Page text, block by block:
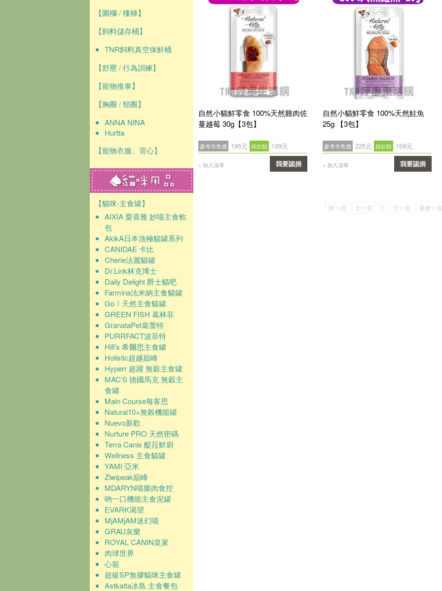
【圍欄 / 樓梯】
【飼料儲存桶】
TNR飼料真空保鮮桶
【舒壓 / 行為訓練】
【寵物推車】
【胸圈 / 頸圈】
ANNA NINA
Hurtta
【寵物衣服、背心】
【貓咪-主食罐】
AIXIA 愛喜雅 妙喵主食軟
包
AkikA日本漁極貓罐系列
CANIDAE 卡比
Cherie法麗貓罐
Dr.Link林克博士
Daily Delight 爵士貓吧
Farmina法米納主食貓罐
Go！天然主食貓罐
GREEN FISH 葛林菲
GranataPet葛蕾特
PURRFACT波菲特
Hill's 希爾思主食罐
Holistic超越巔峰
Hyperr 超躍 無穀主食罐
MAC'S 德國馬克 無穀主
食罐
Main Course每客思
Natural10+無榖機能罐
Nuevo新歡
Nurture PRO 天然密碼
Terra Canis 醍菈鮮廚
Wellness 主食貓罐
YAMI 亞米
Ziwipeak巔峰
MDARYN喵樂肉食控
吶一口機能主食泥罐
EVARK渴望
MjAMjAM迷幻喵
GRAU灰樂
ROYAL CANIN皇家
肉球世界
心寵
超級SP無膠貓咪主食罐
Astkatta冰島 主食餐包
自然小貓鮮零食 100%天然雞肉佐
蔓越莓 30g【3包】
參考市售價 195元 捐款額 129元
+ 加入清單 我要認捐
自然小貓鮮零食 100%天然鮭魚
25g 【3包】
參考市售價 225元 捐款額 159元
+ 加入清單 我要認捐
第一頁 上一頁 1 下一頁 最後一頁